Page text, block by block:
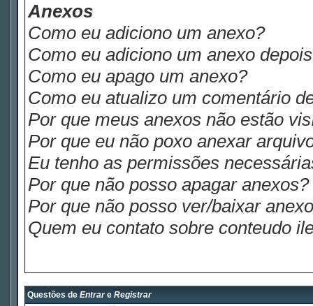
Anexos
Como eu adiciono um anexo?
Como eu adiciono um anexo
Como eu apago um anexo?
Como eu atualizo um comentário
Por que meus anexos não estão
Por que eu não poxo anexar
Eu tenho as permissões
Por que não posso apagar anexos?
Por que não posso ver/baixar
Quem eu contato sobre conteudo
Questões de Entrare Registrar